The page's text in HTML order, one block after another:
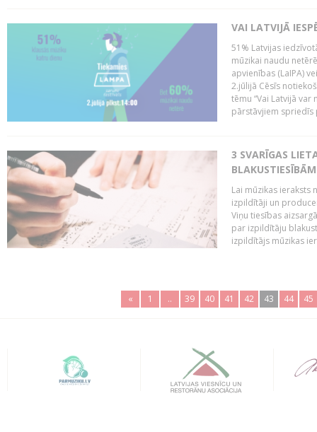
VAI LATVIJĀ
51% Latvijas
mūzikai naudu
apvienības (LaIPA)
2.jūlijā Cēsīs
tēmu “Vai Latvijā
pārstāvjiem spriedīs
3 SVARĪGAS
BLAKUSTIESĪBĀM
Lai mūzikas ieraksts
izpildītāji un
Viņu tiesības
par izpildītāju
izpildītājs mūzikas
« 1 .. 39 40 41 42 43 44 45